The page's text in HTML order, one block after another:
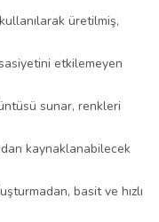
üretilmiş,
etkilemeyen
sunar, renkleri
kaynaklanabilecek
basit ve hızlı